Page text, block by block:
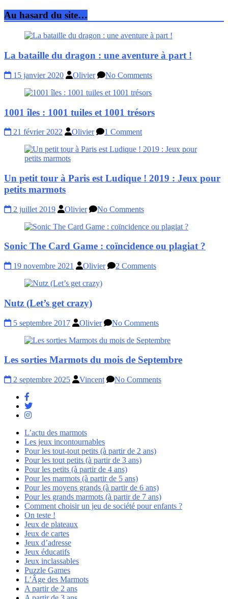
Au hasard du site…
La bataille du dragon : une aventure à part !
15 janvier 2020 Olivier No Comments
1001 îles : 1001 tuiles et 1001 trésors
21 février 2022 Olivier 1 Comment
Un petit tour à Paris est Ludique ! 2019 : Jeux pour
petits marmots
2 juillet 2019 Olivier No Comments
Sonic The Card Game : coïncidence ou plagiat ?
19 novembre 2021 Olivier 2 Comments
Nutz (Let’s get crazy)
5 septembre 2017 Olivier No Comments
Les sorties Marmots du mois de Septembre
2 septembre 2025 Vincent No Comments
L’actu des marmots
Les jeux incontournables
Pour les tout-tout petits (à partir de 2 ans)
Pour les tout petits (à partir de 3 ans)
Pour les petits (à partir de 4 ans)
Pour les marmots (à partir de 5 ans)
Pour les moyens grands (à partir de 6 ans)
Pour les grands marmots (à partir de 7 ans)
Comment choisir un jeu de société pour enfants ?
On teste !
Jeux de plateaux
Jeux de cartes
Jeux d’adresse
Jeux éducatifs
Jeux inclassables
Puzzle Games
L’Âge des Marmots
A partir de 2 ans